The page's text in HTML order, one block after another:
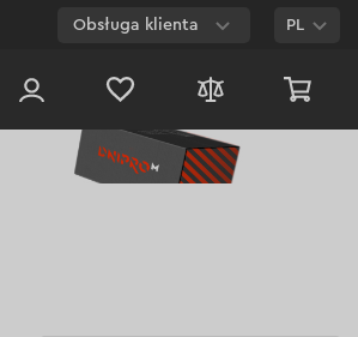
Obsługa klienta
Czat na
stronie
PL